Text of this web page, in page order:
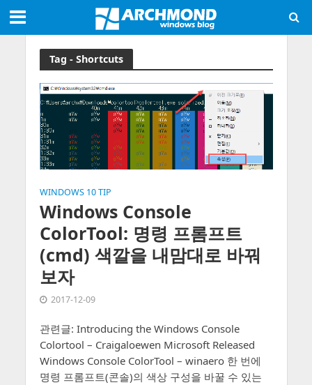
Tag - Shortcuts
WINDOWS 10 TIP
Windows Console
ColorTool: 명령 프롬프트
(cmd) 색깔을 내맘대로 바꿔
보자
2017-12-09
관련글: Introducing the Windows Console
Colortool – Craigaloewen Microsoft Released
Windows Console ColorTool – winaero 한 번에
명령 프롬프트(콘솔)의 색상 구성을 바꿀 수 있는